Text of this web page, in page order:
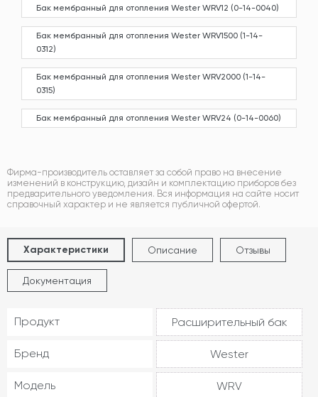
Бак мембранный для отопления Wester WRV12 (0-14-0040)
Бак мембранный для отопления Wester WRV1500 (1-14-
0312)
Бак мембранный для отопления Wester WRV2000 (1-14-
0315)
Бак мембранный для отопления Wester WRV24 (0-14-0060)
Фирма-производитель оставляет за собой право на внесение
изменений в конструкцию, дизайн и комплектацию приборов без
предварительного уведомления. Вся информация на сайте носит
справочный характер и не является публичной офертой.
Характеристики Описание Отзывы
Документация
Продукт Расширительный бак
Бренд Wester
Модель WRV